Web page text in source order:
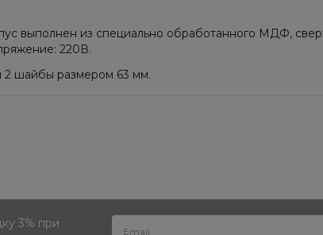
выполнен из специально обработанного МДФ,
220В.
2 шайбы размером 63 мм.
3% при